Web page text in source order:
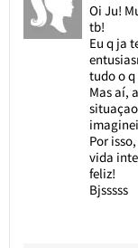
Oi Ju!
tb!
Eu q ja
tudo o q
Mas aí,
Por
vida
feliz!
Bjsssss